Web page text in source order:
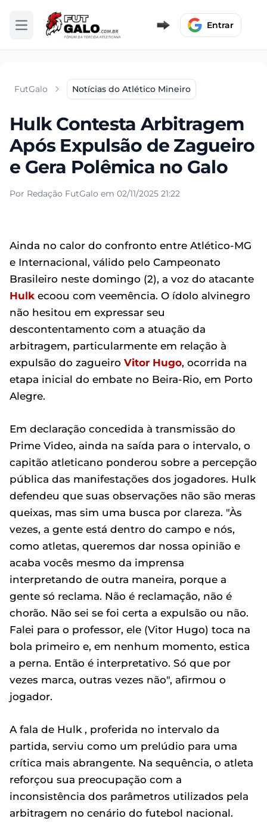
Abrir menu Entrar
FutGalo Notícias do Atlético Mineiro
Hulk Contesta Arbitragem
Após Expulsão de Zagueiro
e Gera Polêmica no Galo
Por Redação FutGalo em 02/11/2025 21:22
Ainda no calor do confronto entre Atlético-MG
e Internacional, válido pelo Campeonato
Brasileiro neste domingo (2), a voz do atacante
Hulk ecoou com veemência. O ídolo alvinegro
não hesitou em expressar seu
descontentamento com a atuação da
arbitragem, particularmente em relação à
expulsão do zagueiro Vitor Hugo, ocorrida na
etapa inicial do embate no Beira-Rio, em Porto
Alegre.
Em declaração concedida à transmissão do
Prime Video, ainda na saída para o intervalo, o
capitão atleticano ponderou sobre a percepção
pública das manifestações dos jogadores. Hulk
defendeu que suas observações não são meras
queixas, mas sim uma busca por clareza. "Às
vezes, a gente está dentro do campo e nós,
como atletas, queremos dar nossa opinião e
acaba vocês mesmo da imprensa
interpretando de outra maneira, porque a
gente só reclama. Não é reclamação, não é
chorão. Não sei se foi certa a expulsão ou não.
Falei para o professor, ele (Vitor Hugo) toca na
bola primeiro e, em nenhum momento, estica
a perna. Então é interpretativo. Só que por
vezes marca, outras vezes não", afirmou o
jogador.
A fala de Hulk , proferida no intervalo da
partida, serviu como um prelúdio para uma
crítica mais abrangente. Na sequência, o atleta
reforçou sua preocupação com a
inconsistência dos parâmetros utilizados pela
arbitragem no cenário do futebol nacional.